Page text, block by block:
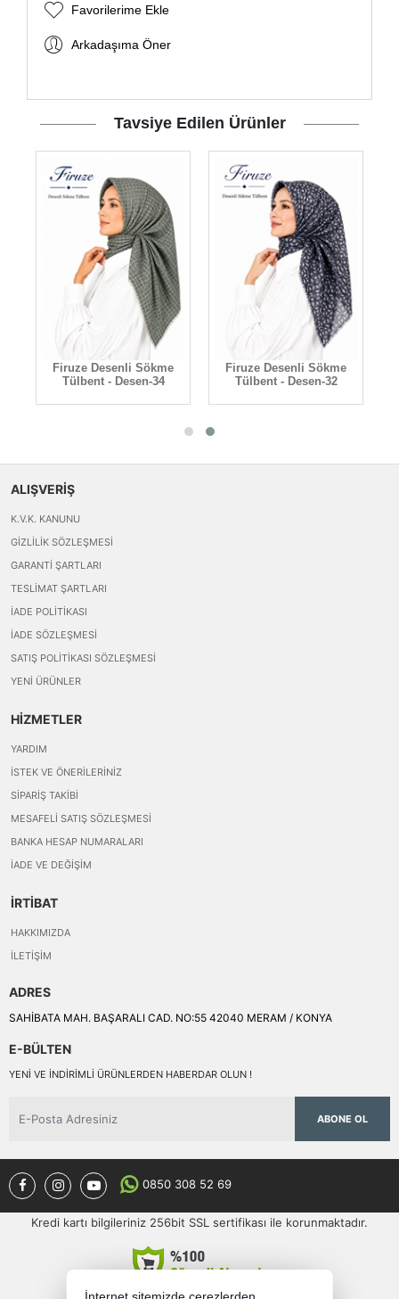
Favorilerime Ekle
Arkadaşıma Öner
Tavsiye Edilen Ürünler
Firuze Desenli Sökme
Tülbent - Desen-34
Firuze Desenli Sökme
Tülbent - Desen-32
ALIŞVERİŞ
K.V.K. KANUNU
GIZLILIK SÖZLEŞMESI
GARANTI ŞARTLARI
TESLIMAT ŞARTLARI
İADE POLITIKASI
İADE SÖZLEŞMESI
SATIŞ POLITIKASI SÖZLEŞMESI
YENI ÜRÜNLER
HİZMETLER
YARDIM
İSTEK VE ÖNERILERINIZ
SIPARIŞ TAKIBI
MESAFELI SATIŞ SÖZLEŞMESI
BANKA HESAP NUMARALARI
İADE VE DEĞIŞIM
İRTİBAT
HAKKIMIZDA
İLETIŞIM
ADRES
SAHİBATA MAH. BAŞARALI CAD. NO:55 42040 MERAM / KONYA
E-BÜLTEN
YENI VE INDIRIMLI ÜRÜNLERDEN HABERDAR OLUN !
ABONE OL
0850 308 52 69
Kredi kartı bilgileriniz 256bit SSL sertifikası ile korunmaktadır.